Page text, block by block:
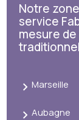
Notre
service
mesure
Marseille
Aubagne